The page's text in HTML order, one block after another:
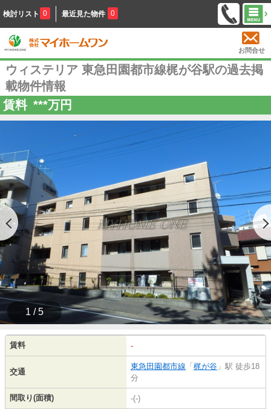
検討リスト 0 最近見た物件 0
お問合せ
ウィステリア 東急田園都市線梶が谷駅の過去掲
載物件情報
賃料 ***万円
1 / 5
賃料 -
交通
東急田園都市線 「 梶が谷 」駅 徒歩18
分
間取り(面積) -(-)